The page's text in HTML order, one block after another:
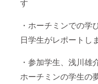
す
・ホーチミンでの学
日学生がレポートし
・参加学生、浅川雄
ホーチミンの学生の